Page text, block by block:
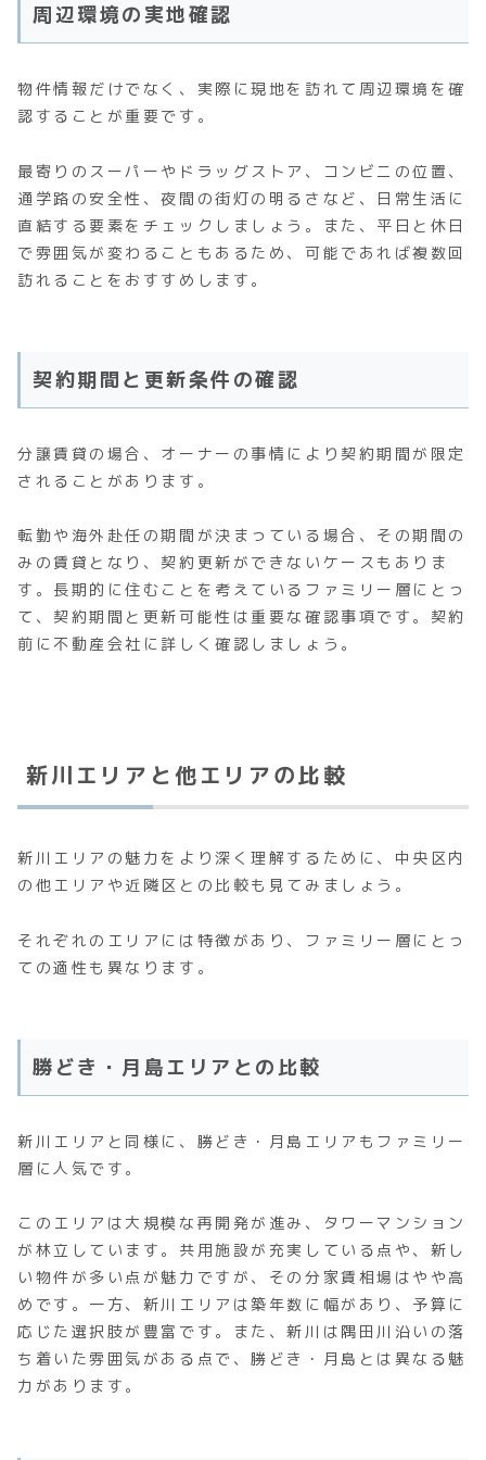
周辺環境の実地確認
物件情報だけでなく、実際に現地を訪れて周辺環境を確
認することが重要です。
最寄りのスーパーやドラッグストア、コンビニの位置、
通学路の安全性、夜間の街灯の明るさなど、日常生活に
直結する要素をチェックしましょう。また、平日と休日
で雰囲気が変わることもあるため、可能であれば複数回
訪れることをおすすめします。
契約期間と更新条件の確認
分譲賃貸の場合、オーナーの事情により契約期間が限定
されることがあります。
転勤や海外赴任の期間が決まっている場合、その期間の
みの賃貸となり、契約更新ができないケースもありま
す。長期的に住むことを考えているファミリー層にとっ
て、契約期間と更新可能性は重要な確認事項です。契約
前に不動産会社に詳しく確認しましょう。
新川エリアと他エリアの比較
新川エリアの魅力をより深く理解するために、中央区内
の他エリアや近隣区との比較も見てみましょう。
それぞれのエリアには特徴があり、ファミリー層にとっ
ての適性も異なります。
勝どき・月島エリアとの比較
新川エリアと同様に、勝どき・月島エリアもファミリー
層に人気です。
このエリアは大規模な再開発が進み、タワーマンション
が林立しています。共用施設が充実している点や、新し
い物件が多い点が魅力ですが、その分家賃相場はやや高
めです。一方、新川エリアは築年数に幅があり、予算に
応じた選択肢が豊富です。また、新川は隅田川沿いの落
ち着いた雰囲気がある点で、勝どき・月島とは異なる魅
力があります。